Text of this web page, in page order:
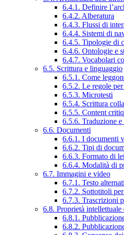
6.4.1. Definire
6.4.2. Alberatura
6.4.3. Flussi di
6.4.4. Sistemi di
6.4.5. Tipologie di
6.4.6. Ontologie e
6.4.7. Vocabolari
6.5. Scrittura e linguaggio
6.5.1. Come
6.5.2. Le regole
6.5.3. Microtesti
6.5.4. Scrittura
6.5.5. Content
6.5.6. Traduzione
6.6. Documenti
6.6.1. I documenti
6.6.2. Tipi di
6.6.3. Formato di
6.6.4. Modalità di
6.7. Immagini e video
6.7.1. Testo
6.7.2. Sottotitoli
6.7.3. Trascrizioni
6.8. Proprietà intellettuale
6.8.1.
6.8.2.